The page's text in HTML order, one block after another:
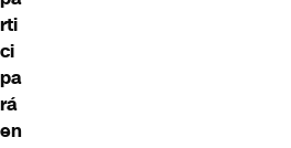
rti
ci
pa
rá
en